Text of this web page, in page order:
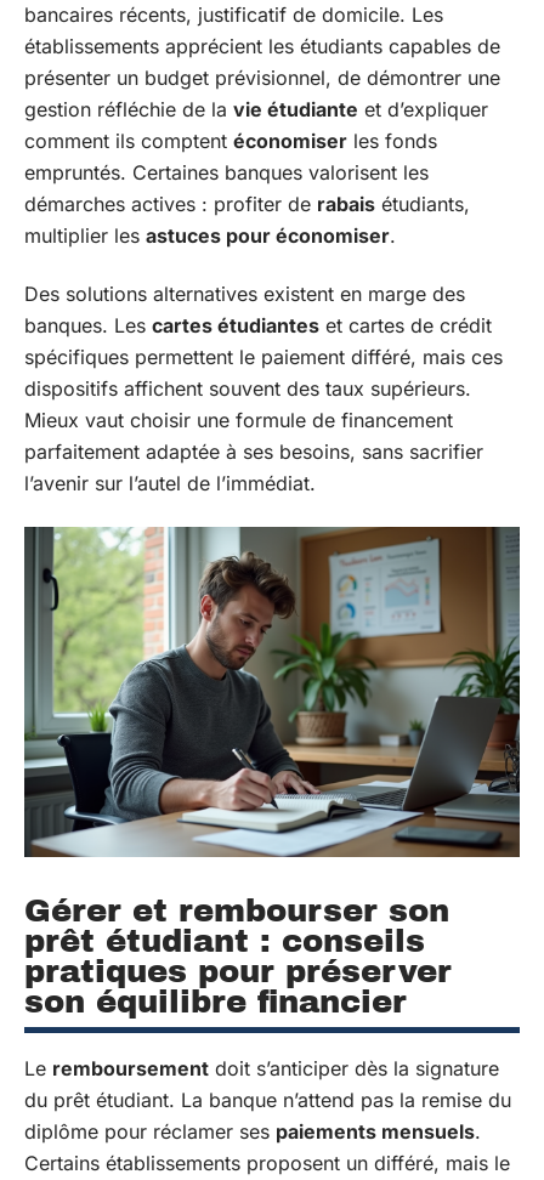
bancaires récents, justificatif de domicile. Les
établissements apprécient les étudiants capables de
présenter un budget prévisionnel, de démontrer une
gestion réfléchie de la vie étudiante et d’expliquer
comment ils comptent économiser les fonds
empruntés. Certaines banques valorisent les
démarches actives : profiter de rabais étudiants,
multiplier les astuces pour économiser.
Des solutions alternatives existent en marge des
banques. Les cartes étudiantes et cartes de crédit
spécifiques permettent le paiement différé, mais ces
dispositifs affichent souvent des taux supérieurs.
Mieux vaut choisir une formule de financement
parfaitement adaptée à ses besoins, sans sacrifier
l’avenir sur l’autel de l’immédiat.
Gérer et rembourser son
prêt étudiant : conseils
pratiques pour préserver
son équilibre financier
Le remboursement doit s’anticiper dès la signature
du prêt étudiant. La banque n’attend pas la remise du
diplôme pour réclamer ses paiements mensuels.
Certains établissements proposent un différé, mais le